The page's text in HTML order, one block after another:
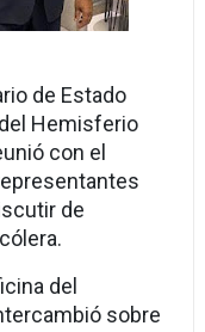
de Estado
Hemisferio
con el
de
del
sobre